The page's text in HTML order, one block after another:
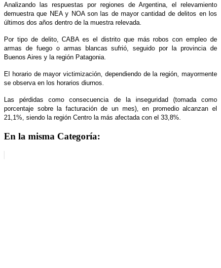
Analizando las respuestas por regiones de Argentina, el relevamiento
demuestra que NEA y NOA son las de mayor cantidad de delitos en los
últimos dos años dentro de la muestra relevada.
Por tipo de delito, CABA es el distrito que más robos con empleo de
armas de fuego o armas blancas sufrió, seguido por la provincia de
Buenos Aires y la región Patagonia.
El horario de mayor victimización, dependiendo de la región, mayormente
se observa en los horarios diurnos.
Las pérdidas como consecuencia de la inseguridad (tomada como
porcentaje sobre la facturación de un mes), en promedio alcanzan el
21,1%, siendo la región Centro la más afectada con el 33,8%.
En la misma Categoría: